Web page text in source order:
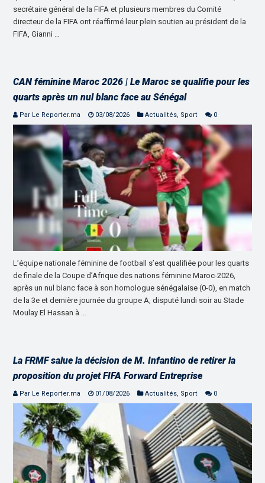
secrétaire général de la FIFA et plusieurs membres du Comité
directeur de la FIFA ont réaffirmé leur plein soutien au président de la
FIFA, Gianni …
CAN féminine Maroc 2026 | Le Maroc se qualifie pour les
quarts après un nul blanc face au Sénégal
Par Le Reporter.ma 03/08/2026 Actualités Sport 0
L’équipe nationale féminine de football s’est qualifiée pour les quarts
de finale de la Coupe d’Afrique des nations féminine Maroc-2026,
après un nul blanc face à son homologue sénégalaise (0-0), en match
de la 3e et dernière journée du groupe A, disputé lundi soir au Stade
Moulay El Hassan à …
La FRMF salue la décision de M. Infantino de retirer la
proposition du projet FIFA Forward Entreprise
Par Le Reporter.ma 01/08/2026 Actualités, Sport 0